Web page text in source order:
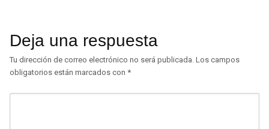
Deja una respuesta
Tu dirección de correo electrónico no será publicada. Los campos
obligatorios están marcados con *